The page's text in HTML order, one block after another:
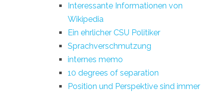
Interessante Informationen von
Wikipedia
Ein ehrlicher CSU Politiker
Sprachverschmutzung
internes memo
10 degrees of separation
Position und Perspektive sind immer